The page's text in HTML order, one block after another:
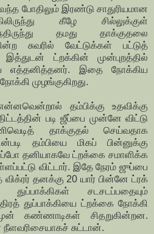
போதிலும் இரண்டு சாதுரியமான
கீழே சில்லுக்குள்
தமது தாக்குதலை
சுவரில் வேட்டுக்கள் பட்டுத்
இத்துடன் ட்றக்கின் முன்புறத்தில்
எத்தனித்தனர். இதை நோக்கிய
முழங்குகிறது.
தம்பிக்கு உதவிக்கு
படி ஜீப்பை முன்னே விட்டு
தாக்குதல் செய்வதாக
தம்பியை மிகப் பின்னுக்கு
தனியாகவே ட்றக்கை சமாளிக்க
விட்டார். இதே நேரம் ஜுப்பை
விக்ரர் தனக்கு 20 யார் பின்னே ட்ரக்
துப்பாக்கிகள் சடசடப்பதையும்
துப்பாக்கியை ட்றக்கை நோக்கி
கண்ணாடிகள் சிதறுகின்றன.
சுட்டான்.